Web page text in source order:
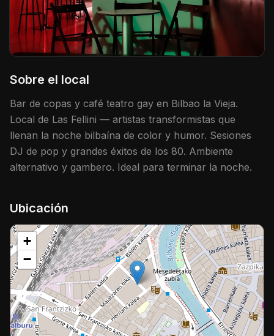
Sobre el local
Bar de copas y café teatro gay en Bilbao la Vieja.
Local de Las Fellini — artistas transformistas que
llenan la noche bilbaína de color y humor. Sesiones
DJ de pop y grandes éxitos de los 80. Ambiente
alternativo y gambero. Ideal para terminar la noche.
Ubicación
+
−